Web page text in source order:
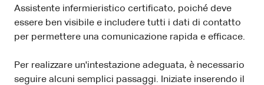
Assistente infermieristico certificato, poiché deve
essere ben visibile e includere tutti i dati di contatto
per permettere una comunicazione rapida e efficace.
Per realizzare un'intestazione adeguata, è necessario
seguire alcuni semplici passaggi. Iniziate inserendo il